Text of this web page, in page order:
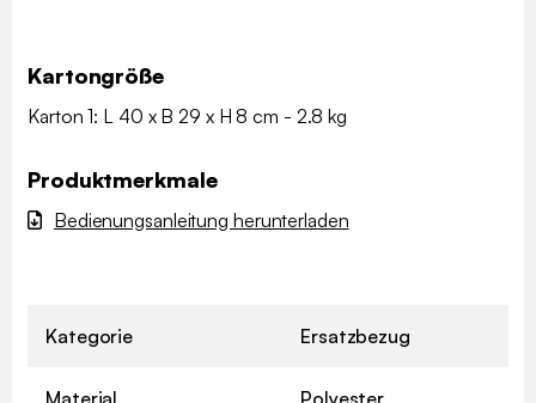
Kartongröße
Karton 1: L 40 x B 29 x H 8 cm - 2.8 kg
Produktmerkmale
Bedienungsanleitung herunterladen
Kategorie Ersatzbezug